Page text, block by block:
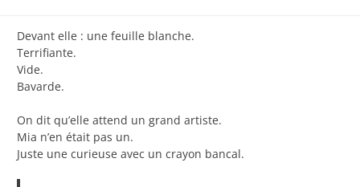
Devant elle : une feuille blanche.
Terrifiante.
Vide.
Bavarde.
On dit qu’elle attend un grand artiste.
Mia n’en était pas un.
Juste une curieuse avec un crayon bancal.